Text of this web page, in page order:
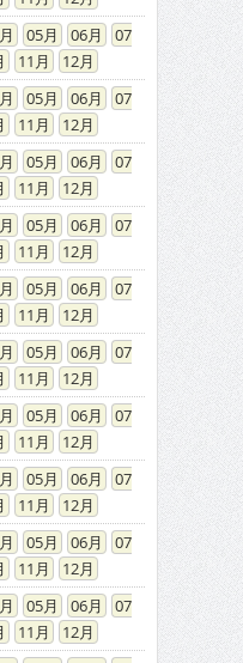
05 06
07
11
12
05 06
07
11
12
05 06
07
11
12
05 06
07
11
12
05 06
07
11
12
05 06
07
11
12
05 06
07
11
12
05 06
07
11
12
05 06
07
11
12
05 06
07
11
12